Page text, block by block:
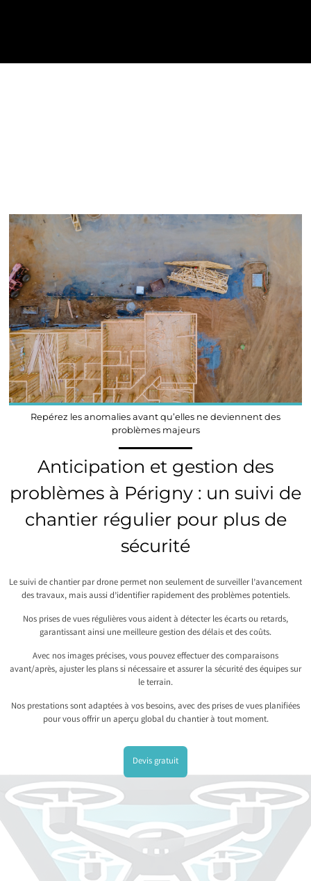
Repérez les anomalies avant qu’elles ne deviennent des
problèmes majeurs
Anticipation et gestion des
problèmes à Périgny : un suivi de
chantier régulier pour plus de
sécurité
Le suivi de chantier par drone permet non seulement de surveiller l’avancement
des travaux, mais aussi d’identifier rapidement des problèmes potentiels.
Nos prises de vues régulières vous aident à détecter les écarts ou retards,
garantissant ainsi une meilleure gestion des délais et des coûts.
Avec nos images précises, vous pouvez effectuer des comparaisons
avant/après, ajuster les plans si nécessaire et assurer la sécurité des équipes sur
le terrain.
Nos prestations sont adaptées à vos besoins, avec des prises de vues planifiées
pour vous offrir un aperçu global du chantier à tout moment.
Devis gratuit